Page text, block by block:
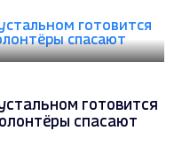
готовится
спасают